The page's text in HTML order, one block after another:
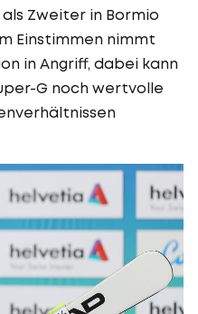
als Zweiter in Bormio
Einstimmen nimmt
in Angriff, dabei kann
G noch wertvolle